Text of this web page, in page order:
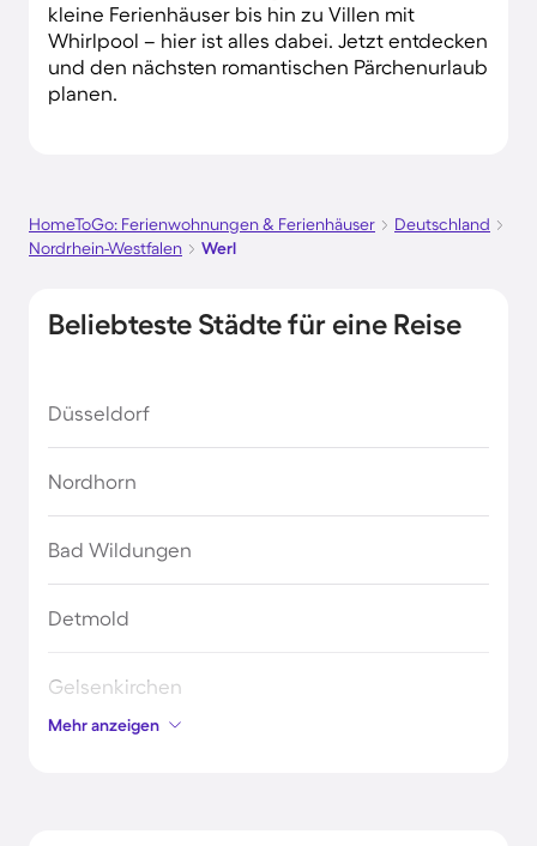
kleine Ferienhäuser bis hin zu Villen mit
Whirlpool – hier ist alles dabei. Jetzt entdecken
und den nächsten romantischen Pärchenurlaub
planen.
HomeToGo: Ferienwohnungen & Ferienhäuser
Deutschland
Nordrhein-Westfalen
Werl
Beliebteste Städte für eine Reise
Düsseldorf
Nordhorn
Bad Wildungen
Detmold
Gelsenkirchen
Mehr anzeigen